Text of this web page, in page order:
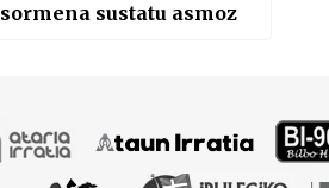
sormena sustatu asmoz